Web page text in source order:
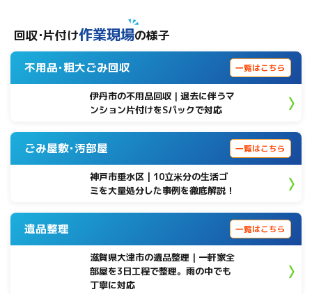
回収･片付け作業現場の様子
不用品･粗大ごみ回収 一覧はこちら
伊丹市の不用品回収｜退去に伴うマ
ンション片付けをSパックで対応
ごみ屋敷･汚部屋 一覧はこちら
神戸市垂水区 | 10立米分の生活ゴ
ミを大量処分した事例を徹底解説！
遺品整理 一覧はこちら
滋賀県大津市の遺品整理｜一軒家全
部屋を3日工程で整理。雨の中でも
丁寧に対応